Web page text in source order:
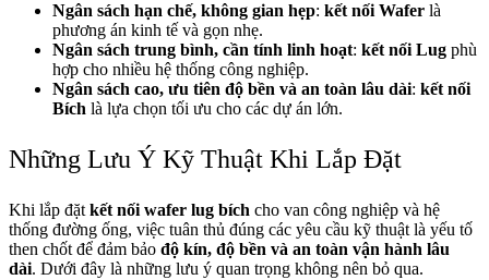
Ngân sách hạn chế, không gian hẹp: kết nối Wafer là
phương án kinh tế và gọn nhẹ.
Ngân sách trung bình, cần tính linh hoạt: kết nối Lug phù
hợp cho nhiều hệ thống công nghiệp.
Ngân sách cao, ưu tiên độ bền và an toàn lâu dài: kết nối
Bích là lựa chọn tối ưu cho các dự án lớn.
Những Lưu Ý Kỹ Thuật Khi Lắp Đặt
Khi lắp đặt kết nối wafer lug bích cho van công nghiệp và hệ
thống đường ống, việc tuân thủ đúng các yêu cầu kỹ thuật là yếu tố
then chốt để đảm bảo độ kín, độ bền và an toàn vận hành lâu
dài. Dưới đây là những lưu ý quan trọng không nên bỏ qua.